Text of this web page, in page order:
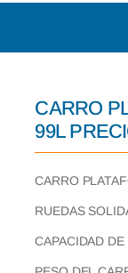
CARRO
99L
CARRO
RUEDAS
CAPACIDAD